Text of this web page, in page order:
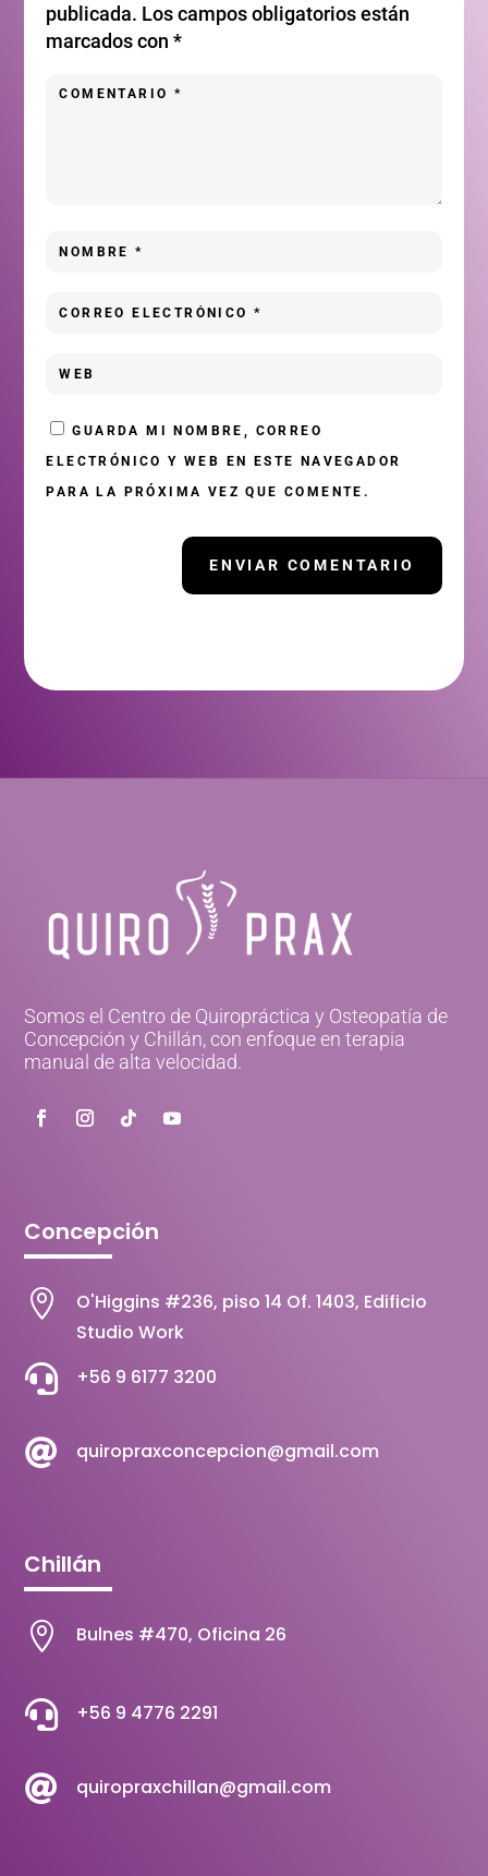
publicada. Los campos obligatorios están
marcados con*
GUARDA MI NOMBRE, CORREO
ELECTRÓNICO Y WEB EN ESTE NAVEGADOR
PARA LA PRÓXIMA VEZ QUE COMENTE.
ENVIAR COMENTARIO
Somos el Centro de Quiropráctica y Osteopatía de
Concepción y Chillán, con enfoque en terapia
manual de alta velocidad.
Concepción

O'Higgins #236, piso 14 Of. 1403, Edificio
Studio Work
 +56 9 6177 3200
 quiropraxconcepcion@gmail.com
Chillán
 Bulnes #470, Oficina 26
 +56 9 4776 2291
 quiropraxchillan@gmail.com